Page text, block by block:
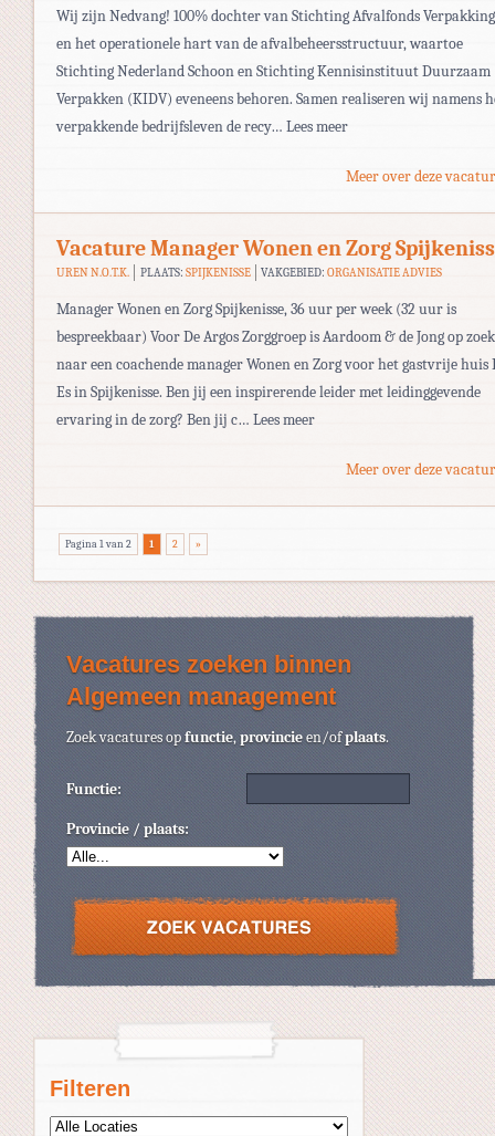
Filteren
Wij zijn Nedvang! 100% dochter van Stichting Afvalfonds
en het operationele hart van de afvalbeheersstructuur, waartoe
Stichting Nederland Schoon en Stichting Kennisinstituut Duurzaam
Verpakken (KIDV) eveneens behoren. Samen realiseren wij namens
verpakkende bedrijfsleven de recy… Lees meer
Meer over deze
Vacature Manager Wonen en Zorg
UREN N.O.T.K. PLAATS: SPIJKENISSE VAKGEBIED:ORGANISATIE ADVIES
Manager Wonen en Zorg Spijkenisse, 36 uur per week (32 uur is
bespreekbaar) Voor De Argos Zorggroep is Aardoom & de Jong op zoek
naar een coachende manager Wonen en Zorg voor het gastvrije huis
Es in Spijkenisse. Ben jij een inspirerende leider met leidinggevende
ervaring in de zorg? Ben jij c… Lees meer
Meer over deze
Pagina 1 van 2 1 2 »
Vacatures zoeken binnen
Algemeen management
Zoek vacatures opfunctie,provincieen/ofplaats.
Functie:
Provincie / plaats: